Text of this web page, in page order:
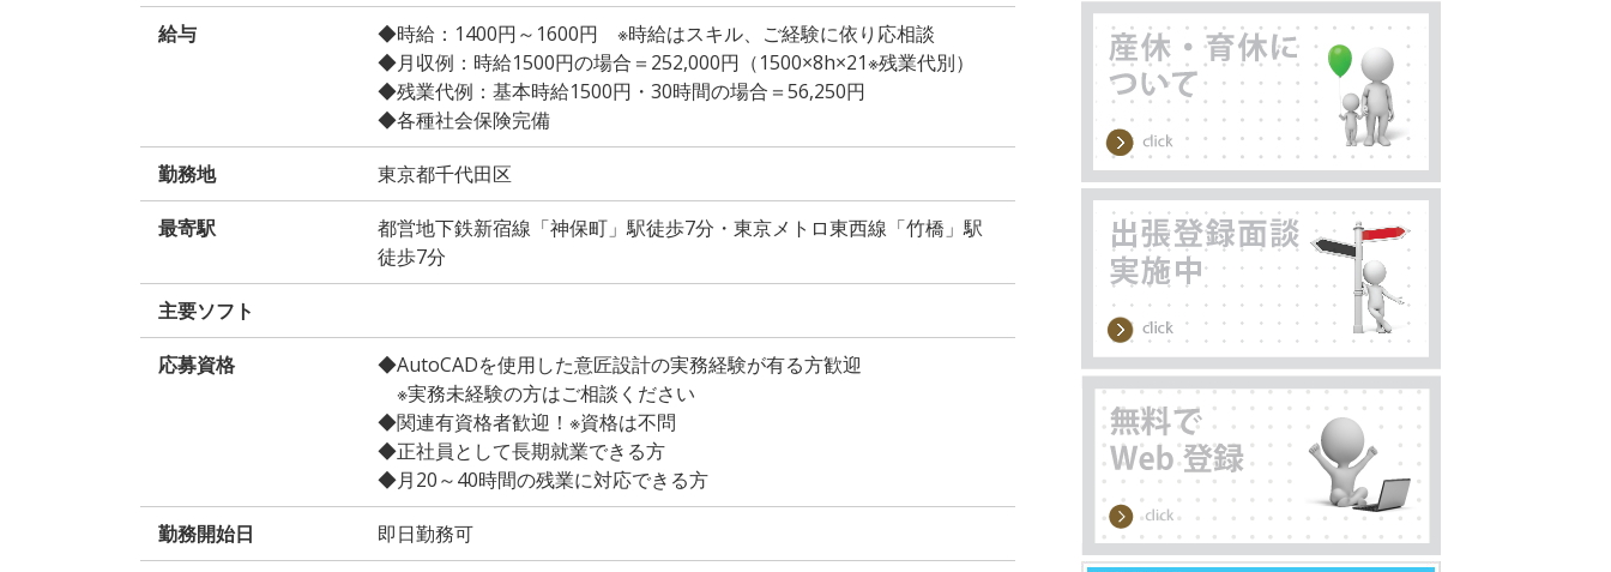
給与
◆時給：1400円～1600円 ※時給はスキル、ご経験に依り応相談
◆月収例：時給1500円の場合＝252,000円（1500×8h×21※残業代別）
◆残業代例：基本時給1500円・30時間の場合＝56,250円
◆各種社会保険完備
勤務地 東京都千代田区
最寄駅
都営地下鉄新宿線「神保町」駅徒歩7分・東京メトロ東西線「竹橋」駅
徒歩7分
主要ソフト
応募資格
◆AutoCADを使用した意匠設計の実務経験が有る方歓迎
※実務未経験の方はご相談ください
◆関連有資格者歓迎！※資格は不問
◆正社員として長期就業できる方
◆月20～40時間の残業に対応できる方
勤務開始日 即日勤務可